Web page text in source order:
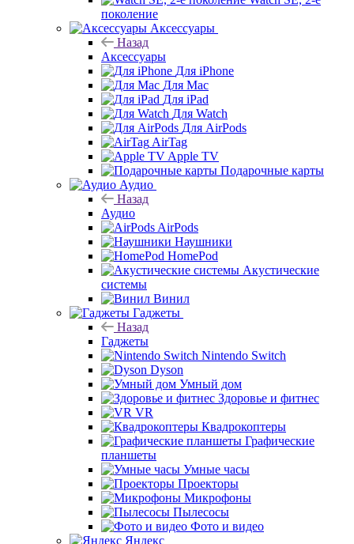
поколение
Аксессуары
Назад
Аксессуары
Для iPhone
Для Mac
Для iPad
Для Watch
Для AirPods
AirTag
Apple TV
Подарочные карты
Аудио
Назад
Аудио
AirPods
Наушники
HomePod
Акустические
системы
Винил
Гаджеты
Назад
Гаджеты
Nintendo Switch
Dyson
Умный дом
Здоровье и фитнес
VR
Квадрокоптеры
Графические
планшеты
Умные часы
Проекторы
Микрофоны
Пылесосы
Фото и видео
Яндекс